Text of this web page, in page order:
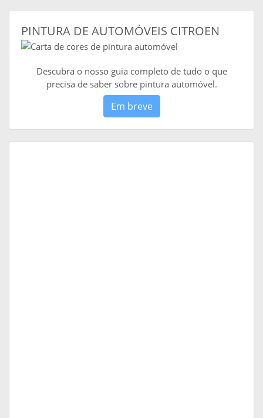
PINTURA DE AUTOMÓVEIS CITROEN
Descubra o nosso guia completo de tudo o que
precisa de saber sobre pintura automóvel.
Em breve